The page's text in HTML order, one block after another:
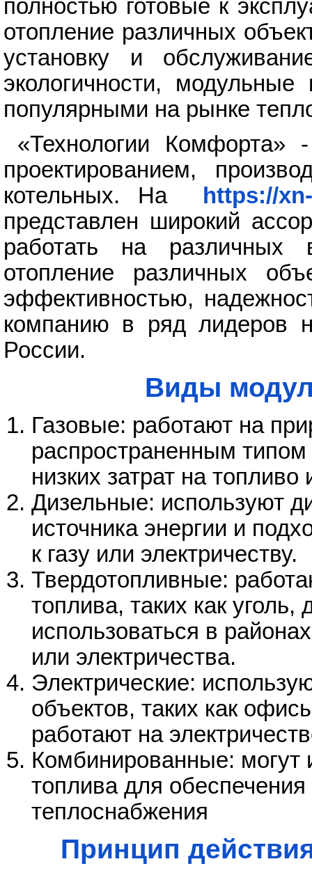
полностью готовые к
отопление различных
установку и
экологичности,
популярными на рынке
«Технологии Комфорта»
проектированием,
котельных. На
https://
представлен широкий
работать на различных
отопление различных
эффективностью,
компанию в ряд лидеров
России.
Виды
Газовые: работают на
распространенным
низких затрат на
Дизельные: используют
источника энергии и
к газу или электричеству.
Твердотопливные:
топлива, таких как
использоваться в
или электричества.
Электрические:
объектов, таких как
работают на
Комбинированные: могут
топлива для
теплоснабжения
Принцип